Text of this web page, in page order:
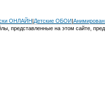
ОНЛАЙН|Детские ОБОИ|
представленные на этом сайте,